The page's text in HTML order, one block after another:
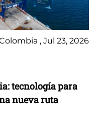
, Jul 23, 2026
tecnología para
nueva ruta